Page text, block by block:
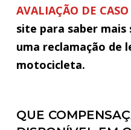
AVALIAÇÃO DE
site para saber
uma reclamação de
motocicleta.
QUE